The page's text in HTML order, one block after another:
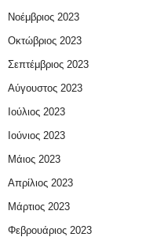
Νοέμβριος 2023
Οκτώβριος 2023
Σεπτέμβριος 2023
Αύγουστος 2023
Ιούλιος 2023
Ιούνιος 2023
Μάιος 2023
Απρίλιος 2023
Μάρτιος 2023
Φεβρουάριος 2023